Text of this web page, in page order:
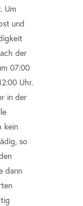
Um
und
der
07:00
Uhr.
in der
kein
so
dann